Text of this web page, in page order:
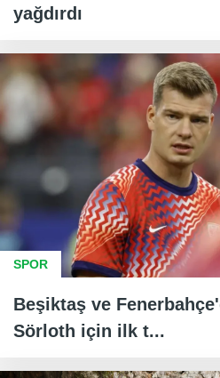
yağdırdı
SPOR
Beşiktaş ve
Sörloth için ilk t...